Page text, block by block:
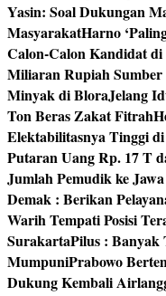
Yasin: Soal Dukungan
MasyarakatHarno
Calon-Calon Kandidat
Miliaran Rupiah
Minyak di BloraJelang
Ton Beras Zakat Fitrah
Elektabilitasnya Tinggi
Putaran Uang Rp. 17 T
Jumlah Pemudik ke
Demak : Berikan
Warih Tempati Posisi
SurakartaPilus :
MumpuniPrabowo
Dukung Kembali